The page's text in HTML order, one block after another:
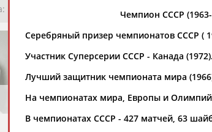
Чемпион СССР (1963-
Серебряный призер чемпионатов СССР (
Участник Суперсерии СССР - Канада (1972).
Лучший защитник чемпионата мира
На чемпионатах мира, Европы и
В чемпионатах СССР - 427 матчей, 63